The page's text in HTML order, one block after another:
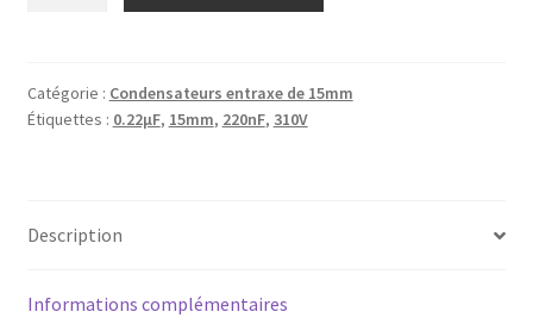
X2
0.22µF
Catégorie : Condensateurs entraxe de 15mm
Étiquettes : 0.22µF, 15mm, 220nF, 310V
Description
Informations complémentaires